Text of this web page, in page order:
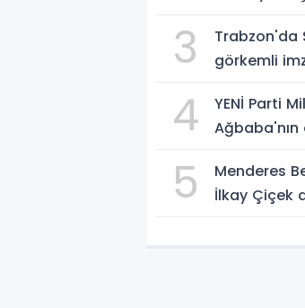
3
Trabzon'da
görkemli
4
YENİ Parti
5
Menderes
İlkay Çiçek